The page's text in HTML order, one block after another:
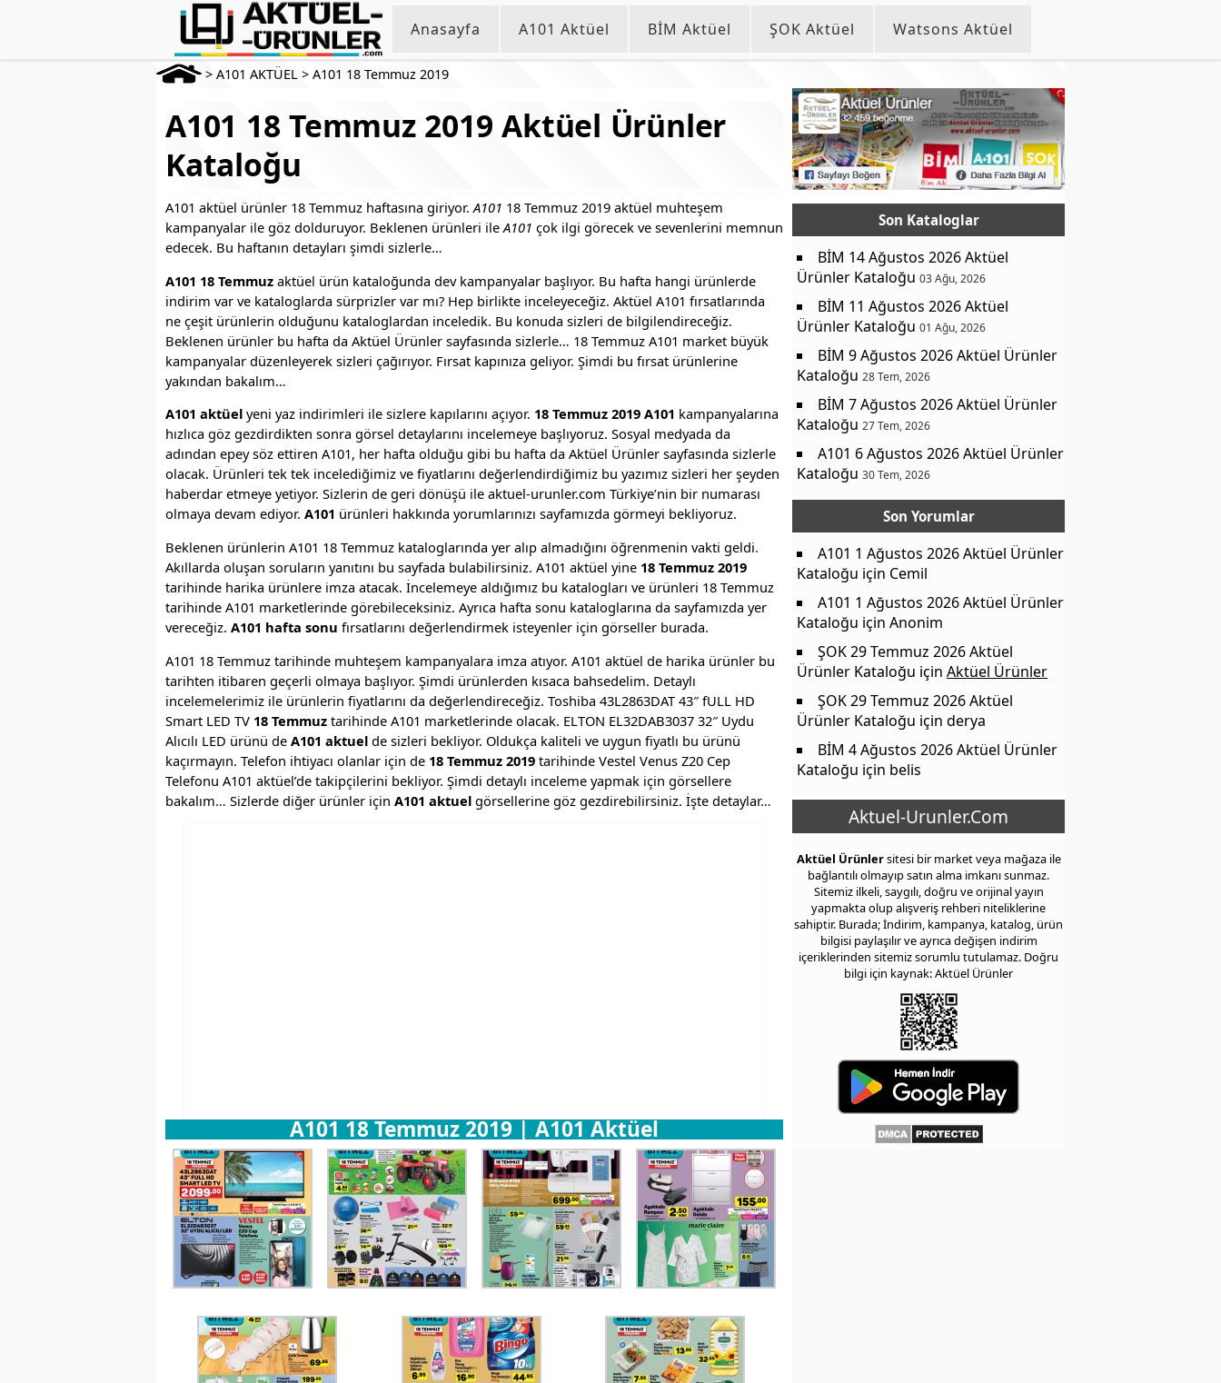
Anasayfa A101 Aktüel BİM Aktüel ŞOK Aktüel Watsons Aktüel
> A101 AKTÜEL > A101 18 Temmuz 2019
A101 18 Temmuz 2019 Aktüel Ürünler
Kataloğu
A101 aktüel ürünler 18 Temmuz haftasına giriyor. A101 18 Temmuz 2019 aktüel muhteşem
kampanyalar ile göz dolduruyor. Beklenen ürünleri ile A101 çok ilgi görecek ve sevenlerini memnun
edecek. Bu haftanın detayları şimdi sizlerle…
A101 18 Temmuz aktüel ürün kataloğunda dev kampanyalar başlıyor. Bu hafta hangi ürünlerde
indirim var ve kataloglarda sürprizler var mı? Hep birlikte inceleyeceğiz. Aktüel A101 fırsatlarında
ne çeşit ürünlerin olduğunu kataloglardan inceledik. Bu konuda sizleri de bilgilendireceğiz.
Beklenen ürünler bu hafta da Aktüel Ürünler sayfasında sizlerle… 18 Temmuz A101 market büyük
kampanyalar düzenleyerek sizleri çağırıyor. Fırsat kapınıza geliyor. Şimdi bu fırsat ürünlerine
yakından bakalım…
A101 aktüel yeni yaz indirimleri ile sizlere kapılarını açıyor. 18 Temmuz 2019 A101 kampanyalarına
hızlıca göz gezdirdikten sonra görsel detaylarını incelemeye başlıyoruz. Sosyal medyada da
adından epey söz ettiren A101, her hafta olduğu gibi bu hafta da Aktüel Ürünler sayfasında sizlerle
olacak. Ürünleri tek tek incelediğimiz ve fiyatlarını değerlendirdiğimiz bu yazımız sizleri her şeyden
haberdar etmeye yetiyor. Sizlerin de geri dönüşü ile aktuel-urunler.com Türkiye’nin bir numarası
olmaya devam ediyor. A101 ürünleri hakkında yorumlarınızı sayfamızda görmeyi bekliyoruz.
Beklenen ürünlerin A101 18 Temmuz kataloglarında yer alıp almadığını öğrenmenin vakti geldi.
Akıllarda oluşan soruların yanıtını bu sayfada bulabilirsiniz. A101 aktüel yine 18 Temmuz 2019
tarihinde harika ürünlere imza atacak. İncelemeye aldığımız bu katalogları ve ürünleri 18 Temmuz
tarihinde A101 marketlerinde görebileceksiniz. Ayrıca hafta sonu kataloglarına da sayfamızda yer
vereceğiz. A101 hafta sonu fırsatlarını değerlendirmek isteyenler için görseller burada.
A101 18 Temmuz tarihinde muhteşem kampanyalara imza atıyor. A101 aktüel de harika ürünler bu
tarihten itibaren geçerli olmaya başlıyor. Şimdi ürünlerden kısaca bahsedelim. Detaylı
incelemelerimiz ile ürünlerin fiyatlarını da değerlendireceğiz. Toshiba 43L2863DAT 43″ fULL HD
Smart LED TV 18 Temmuz tarihinde A101 marketlerinde olacak. ELTON EL32DAB3037 32″ Uydu
Alıcılı LED ürünü de A101 aktuel de sizleri bekliyor. Oldukça kaliteli ve uygun fiyatlı bu ürünü
kaçırmayın. Telefon ihtiyacı olanlar için de 18 Temmuz 2019 tarihinde Vestel Venus Z20 Cep
Telefonu A101 aktüel’de takipçilerini bekliyor. Şimdi detaylı inceleme yapmak için görsellere
bakalım… Sizlerde diğer ürünler için A101 aktuel görsellerine göz gezdirebilirsiniz. İşte detaylar…
A101 18 Temmuz 2019 | A101 Aktüel
Son Kataloglar
BİM 14 Ağustos 2026 Aktüel
Ürünler Kataloğu 03 Ağu, 2026
BİM 11 Ağustos 2026 Aktüel
Ürünler Kataloğu 01 Ağu, 2026
BİM 9 Ağustos 2026 Aktüel Ürünler
Kataloğu 28 Tem, 2026
BİM 7 Ağustos 2026 Aktüel Ürünler
Kataloğu 27 Tem, 2026
A101 6 Ağustos 2026 Aktüel Ürünler
Kataloğu 30 Tem, 2026
Son Yorumlar
A101 1 Ağustos 2026 Aktüel Ürünler
Kataloğu için Cemil
A101 1 Ağustos 2026 Aktüel Ürünler
Kataloğu için Anonim
ŞOK 29 Temmuz 2026 Aktüel
Ürünler Kataloğu için Aktüel Ürünler
ŞOK 29 Temmuz 2026 Aktüel
Ürünler Kataloğu için derya
BİM 4 Ağustos 2026 Aktüel Ürünler
Kataloğu için belis
Aktuel-Urunler.Com
Aktüel Ürünlersitesi bir market veya mağaza ile
bağlantılı olmayıp satın alma imkanı sunmaz.
Sitemiz ilkeli, saygılı, doğru ve orijinal yayın
yapmakta olup alışveriş rehberi niteliklerine
sahiptir. Burada; İndirim, kampanya, katalog, ürün
bilgisi paylaşılır ve ayrıca değişen indirim
içeriklerinden sitemiz sorumlu tutulamaz. Doğru
bilgi için kaynak: Aktüel Ürünler